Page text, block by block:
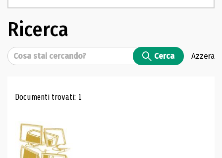
Ricerca
Cerca Cerca Azzera
Risultati di ricerca
Documenti trovati: 1